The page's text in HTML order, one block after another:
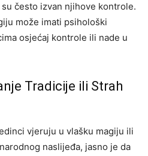
često izvan njihove kontrole.
može imati psihološki
osjećaj kontrole ili nade u
Tradicije ili Strah
vjeruju u vlašku magiju ili
naslijeđa, jasno je da